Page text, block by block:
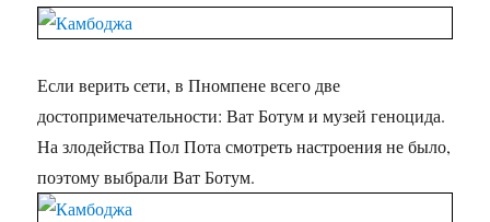
Если верить сети, в Пномпене всего две
достопримечательности: Ват Ботум и музей геноцида.
На злодейства Пол Пота смотреть настроения не было,
поэтому выбрали Ват Ботум.